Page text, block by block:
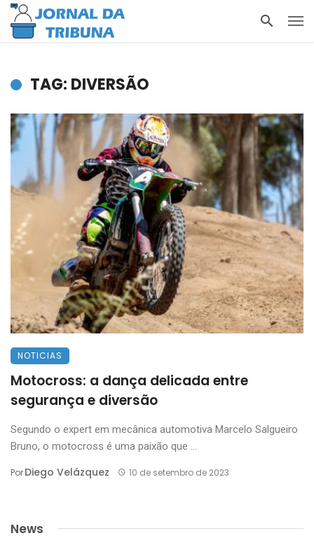
TAG: DIVERSÃO
NOTICIAS
Motocross: a dança delicada entre
segurança e diversão
Segundo o expert em mecânica automotiva Marcelo Salgueiro
Bruno, o motocross é uma paixão que ...
PorDiego Velázquez 10 de setembro de 2023
News